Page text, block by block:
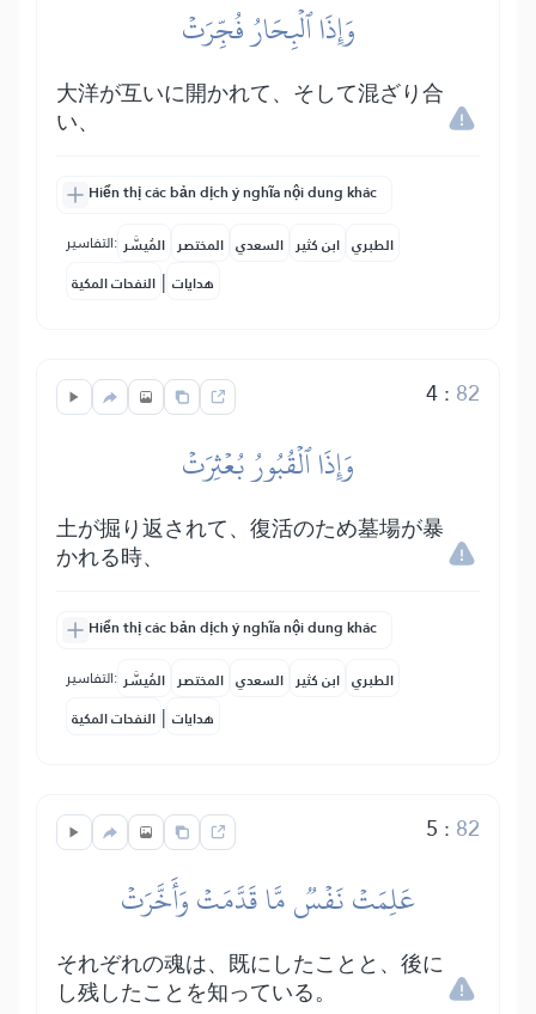
وَإِذَا ٱلۡبِحَارُ فُجِّرَتۡ
大洋が互いに開かれて、そして混ざり合
い、
Hiển thị các bản dịch ý nghĩa nội dung khác
التفاسير: المُيسَّر المختصر السعدي ابن كثير الطبري
النفحات المكية | هدايات
4: 82
وَإِذَا ٱلۡقُبُورُ بُعۡثِرَتۡ
土が掘り返されて、復活のため墓場が暴
かれる時、
Hiển thị các bản dịch ý nghĩa nội dung khác
التفاسير: المُيسَّر المختصر السعدي ابن كثير الطبري
النفحات المكية | هدايات
5 : 82
عَلِمَتۡ نَفۡسٞ مَّا قَدَّمَتۡ وَأَخَّرَتۡ
それぞれの魂は、既にしたことと、後に
し残したことを知っている。